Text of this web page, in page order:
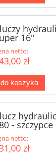
16"
netto:
zł
do koszyka
-
netto:
zł